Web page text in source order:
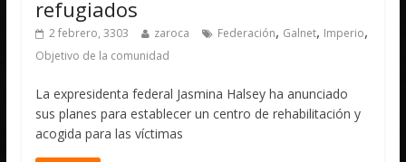
refugiados
2 febrero, 3303 zaroca Federación, Galnet, Imperio,
Objetivo de la comunidad
La expresidenta federal Jasmina Halsey ha anunciado
sus planes para establecer un centro de rehabilitación y
acogida para las víctimas